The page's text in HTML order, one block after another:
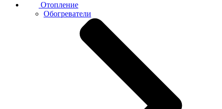
Отопление
Обогреватели